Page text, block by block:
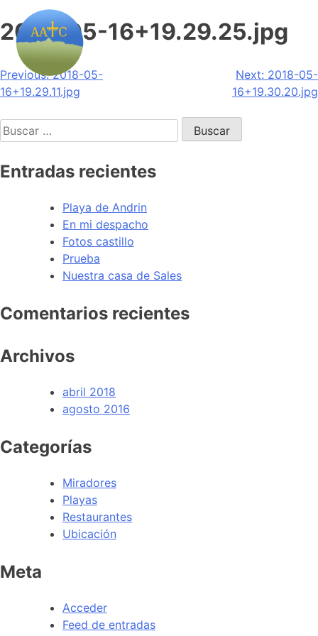
2018-05-16+19.29.25.jpg
Navegación
de
entradas
Previous: 2018-05-
16+19.29.11.jpg
Next: 2018-05-
16+19.30.20.jpg
Buscar:
Entradas recientes
Playa de Andrin
En mi despacho
Fotos castillo
Prueba
Nuestra casa de Sales
Comentarios recientes
Archivos
abril 2018
agosto 2016
Categorías
Miradores
Playas
Restaurantes
Ubicación
Meta
Acceder
Feed de entradas